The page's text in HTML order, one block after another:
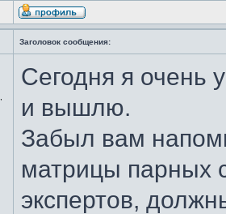
Заголовок сообщения:
Сегодня я очень
и вышлю.
Забыл вам
матрицы парных
экспертов,